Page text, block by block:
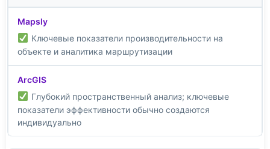
Ключевые показатели производительности на
объекте и аналитика маршрутизации
Глубокий пространственный анализ; ключевые
показатели эффективности обычно создаются
индивидуально